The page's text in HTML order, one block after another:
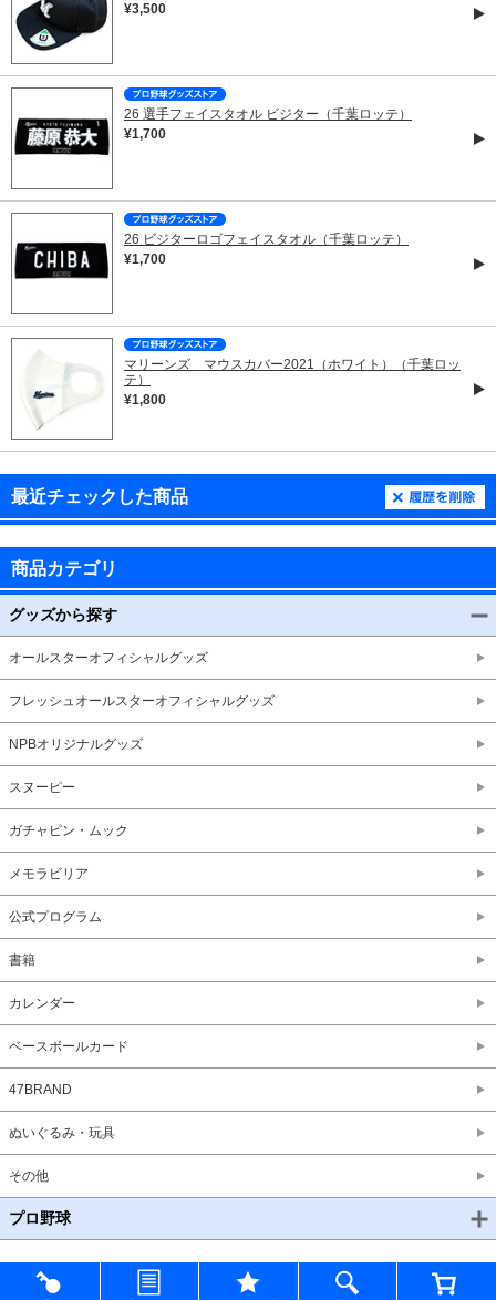
¥3,500
26 選手フェイスタオル ビジター（千葉ロッテ）
¥1,700
26 ビジターロゴフェイスタオル（千葉ロッテ）
¥1,700
マリーンズ マウスカバー2021（ホワイト）（千葉ロッ
テ）
¥1,800
最近チェックした商品
商品カテゴリ
グッズから探す
オールスターオフィシャルグッズ
フレッシュオールスターオフィシャルグッズ
NPBオリジナルグッズ
スヌーピー
ガチャピン・ムック
メモラビリア
公式プログラム
書籍
カレンダー
ベースボールカード
47BRAND
ぬいぐるみ・玩具
その他
プロ野球